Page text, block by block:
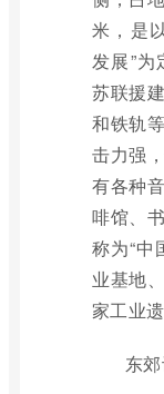
米，是
发展”
苏联援
和铁轨
击力强
有各种
啡馆、
称为“中
业基地
家工业
东